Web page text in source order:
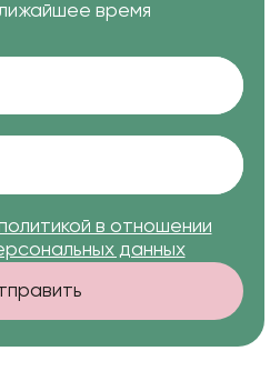
время
в отношении
данных